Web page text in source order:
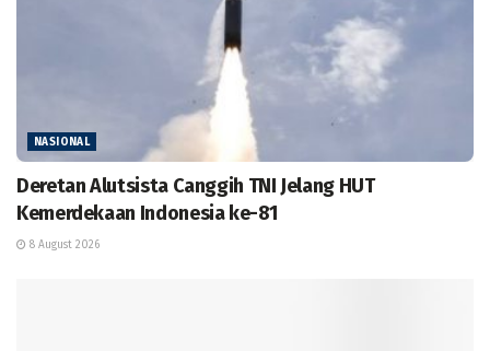
NASIONAL
Deretan Alutsista Canggih TNI Jelang HUT
Kemerdekaan Indonesia ke-81
8 August 2026